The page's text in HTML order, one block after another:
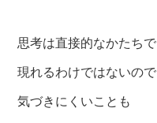
思考は直接的なかたちで
現れるわけではないので
気づきにくいことも